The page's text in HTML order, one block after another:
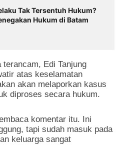
Tak Tersentuh Hukum?
Hukum di Batam
Edi Tanjung
atas keselamatan
akan melaporkan kasus
diproses secara hukum.
komentar itu. Ini
tapi sudah masuk pada
keluarga sangat